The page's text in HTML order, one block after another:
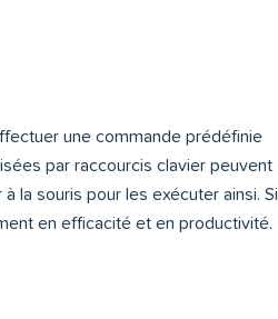
une commande prédéfinie
par raccourcis clavier peuvent
la souris pour les exécuter ainsi. Si
en efficacité et en productivité.